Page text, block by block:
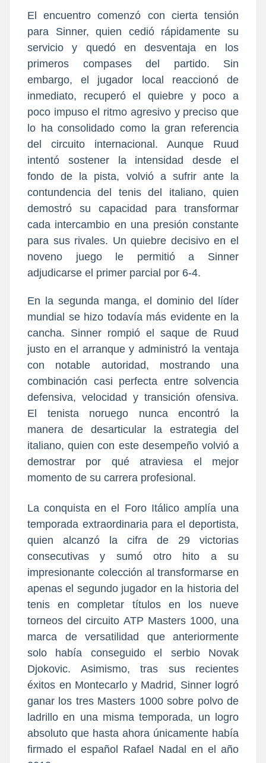
El encuentro comenzó con cierta tensión
para Sinner, quien cedió rápidamente su
servicio y quedó en desventaja en los
primeros compases del partido. Sin
embargo, el jugador local reaccionó de
inmediato, recuperó el quiebre y poco a
poco impuso el ritmo agresivo y preciso que
lo ha consolidado como la gran referencia
del circuito internacional. Aunque Ruud
intentó sostener la intensidad desde el
fondo de la pista, volvió a sufrir ante la
contundencia del tenis del italiano, quien
demostró su capacidad para transformar
cada intercambio en una presión constante
para sus rivales. Un quiebre decisivo en el
noveno juego le permitió a Sinner
adjudicarse el primer parcial por 6-4.
En la segunda manga, el dominio del líder
mundial se hizo todavía más evidente en la
cancha. Sinner rompió el saque de Ruud
justo en el arranque y administró la ventaja
con notable autoridad, mostrando una
combinación casi perfecta entre solvencia
defensiva, velocidad y transición ofensiva.
El tenista noruego nunca encontró la
manera de desarticular la estrategia del
italiano, quien con este desempeño volvió a
demostrar por qué atraviesa el mejor
momento de su carrera profesional.
La conquista en el Foro Itálico amplía una
temporada extraordinaria para el deportista,
quien alcanzó la cifra de 29 victorias
consecutivas y sumó otro hito a su
impresionante colección al transformarse en
apenas el segundo jugador en la historia del
tenis en completar títulos en los nueve
torneos del circuito ATP Masters 1000, una
marca de versatilidad que anteriormente
solo había conseguido el serbio Novak
Djokovic. Asimismo, tras sus recientes
éxitos en Montecarlo y Madrid, Sinner logró
ganar los tres Masters 1000 sobre polvo de
ladrillo en una misma temporada, un logro
absoluto que hasta ahora únicamente había
firmado el español Rafael Nadal en el año